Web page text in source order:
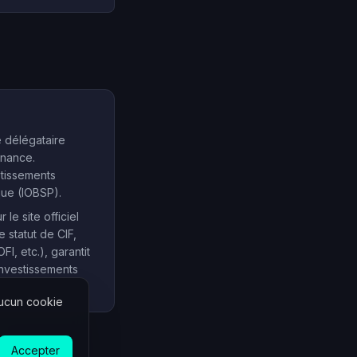
délégataire
(IOBSP).
le site officiel
de CIF,
etc.), garantit
cookie
Accepter